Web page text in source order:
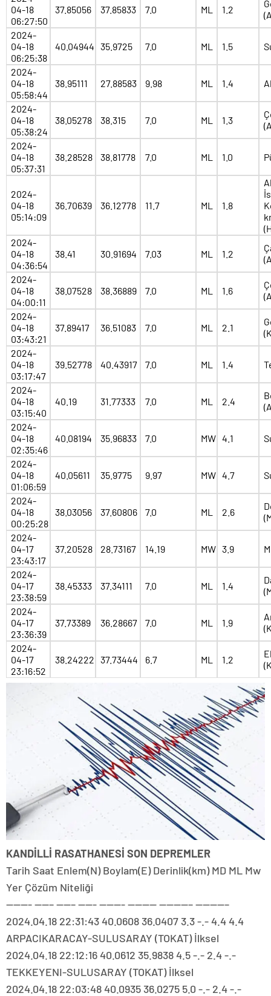
04-18
06:27:50
37.85056 37.85833 7.0 ML 1.2
2024-
04-18
06:25:38
40.04944 35.9725 7.0 ML 1.5
2024-
04-18
05:58:44
38.95111 27.88583 9.98 ML 1.4
2024-
04-18
05:38:24
38.05278 38.315 7.0 ML 1.3
2024-
04-18
05:37:31
38.28528 38.81778 7.0 ML 1.0
2024-
04-18
05:14:09
36.70639 36.12778 11.7 ML 1.8
2024-
04-18
04:36:54
38.41 30.91694 7.03 ML 1.2
2024-
04-18
04:00:11
38.07528 38.36889 7.0 ML 1.6
2024-
04-18
03:43:21
37.89417 36.51083 7.0 ML 2.1
2024-
04-18
03:17:47
39.52778 40.43917 7.0 ML 1.4
2024-
04-18
03:15:40
40.19 31.77333 7.0 ML 2.4
2024-
04-18
02:35:46
40.08194 35.96833 7.0 MW 4.1
2024-
04-18
01:06:59
40.05611 35.9775 9.97 MW 4.7
2024-
04-18
00:25:28
38.03056 37.60806 7.0 ML 2.6
2024-
04-17
23:43:17
37.20528 28.73167 14.19 MW 3.9
2024-
04-17
23:38:59
38.45333 37.34111 7.0 ML 1.4
2024-
04-17
23:36:39
37.73389 36.28667 7.0 ML 1.9
2024-
04-17
23:16:52
38.24222 37.73444 6.7 ML 1.2
KANDİLLİ RASATHANESİ SON DEPREMLER
Tarih Saat Enlem(N) Boylam(E) Derinlik(km) MD ML Mw
Yer Çözüm Niteliği
———- ——– ——– ——- ———- ———— ————– ————–
2024.04.18 22:31:43 40.0608 36.0407 3.3 -.- 4.4 4.4
ARPACIKARACAY-SULUSARAY (TOKAT) İlksel
2024.04.18 22:12:16 40.0612 35.9838 4.5 -.- 2.4 -.-
TEKKEYENI-SULUSARAY (TOKAT) İlksel
2024.04.18 22:03:48 40.0935 36.0275 5.0 -.- 2.4 -.-